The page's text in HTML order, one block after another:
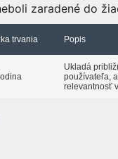
zaradené do
trvania Popis
Ukladá
používateľa,
relevantnosť